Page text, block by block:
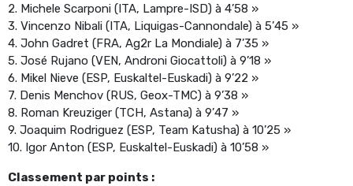
2. Michele Scarponi (ITA, Lampre-ISD) à 4’58 »
3. Vincenzo Nibali (ITA, Liquigas-Cannondale) à 5’45 »
4. John Gadret (FRA, Ag2r La Mondiale) à 7’35 »
5. José Rujano (VEN, Androni Giocattoli) à 9’18 »
6. Mikel Nieve (ESP, Euskaltel-Euskadi) à 9’22 »
7. Denis Menchov (RUS, Geox-TMC) à 9’38 »
8. Roman Kreuziger (TCH, Astana) à 9’47 »
9. Joaquim Rodriguez (ESP, Team Katusha) à 10’25 »
10. Igor Anton (ESP, Euskaltel-Euskadi) à 10’58 »
Classement par points :